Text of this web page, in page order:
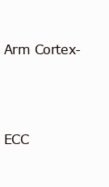
Arm Cortex-